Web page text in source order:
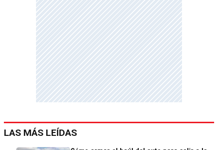
LAS MÁS LEÍDAS